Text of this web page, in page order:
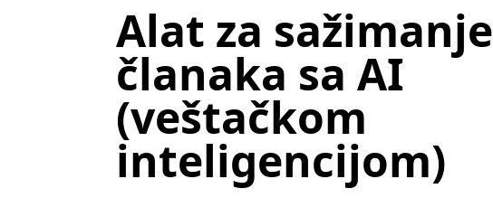
Alat za sažimanje
članaka sa AI
(veštačkom
inteligencijom)